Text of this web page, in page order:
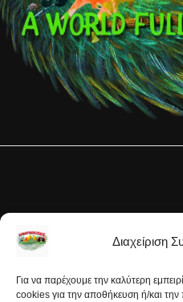
Διαχείριση
Για να παρέχουμε την καλύτερη
cookies για την αποθήκευση ή/και